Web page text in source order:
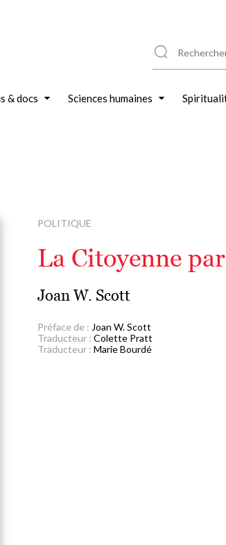
& docs Sciences humaines
POLITIQUE
La Citoyenne
Joan W. Scott
Préface de : Joan W. Scott
Traducteur : Colette Pratt
Traducteur : Marie Bourdé